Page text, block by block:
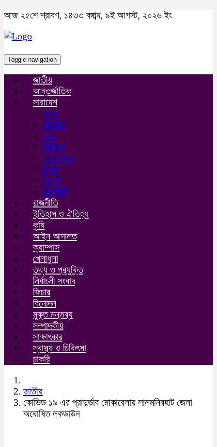
আজ ২৫শে শ্রাবণ, ১৪৩৩ বঙ্গাব্দ, ৯ই আগস্ট, ২০২৬ ইং
Toggle navigation
জাতীয়
আন্তর্জাতিক
সারাদেশ
খুলনা
চট্টগ্রাম
ঢাকা
বরিশাল
ময়মনসিংহ
রংপুর
সিলেট
রাজশাহী
রাজনীতি
ইতিহাস ও ঐতিহ্য
কৃষি
আইন আদালত
ক্যাম্পাস
খেলাধুলা
তথ্য ও প্রযুক্তি
নির্বাচনী সংবাদ
ফিচার
বিনোদন
মুক্ত মন্তব্য
সম্পাদকীয়
সাক্ষাৎকার
স্বাস্থ্য ও চিকিৎসা
চাকরি
জাতীয়
কোভিড ১৯ এর প্রাদুর্ভাব মোকাবেলায় লালমনিরহাট জেলা
অঘোষিত লকডাউন